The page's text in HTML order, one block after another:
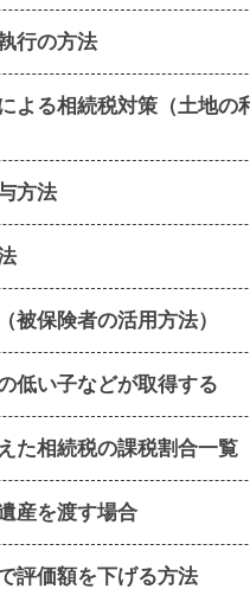
行の方法
よる相続税対策（土地の
方法
被保険者の活用方法）
低い子などが取得する
た相続税の課税割合一覧
産を渡す場合
評価額を下げる方法